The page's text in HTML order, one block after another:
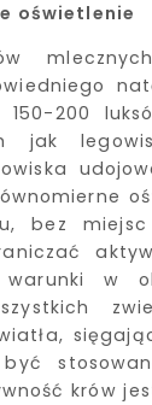
oświetlenie
150-200
jak
bez miejsc
w
krów